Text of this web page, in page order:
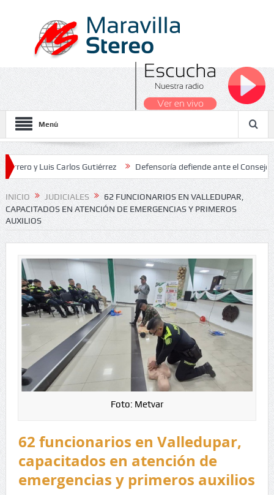
Menú
Luis Carlos Gutiérrez Defensoría defiende ante el Consejo de
Nacionales 2026
INICIO JUDICIALES
62 FUNCIONARIOS EN VALLEDUPAR,
CAPACITADOS EN ATENCIÓN DE EMERGENCIAS Y PRIMEROS
AUXILIOS
Foto: Metvar
62 funcionarios en Valledupar,
capacitados en atención de
emergencias y primeros auxilios